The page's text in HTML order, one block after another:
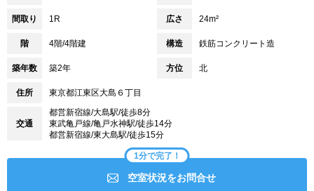
間取り 1R 広さ 24m²
階 4階/4階建 構造 鉄筋コンクリート造
築年数 築2年 方位 北
住所 東京都江東区大島６丁目
交通
都営新宿線/大島駅/徒歩8分
東武亀戸線/亀戸水神駅/徒歩14分
都営新宿線/東大島駅/徒歩15分
1分で完了！
空室状況をお問合せ